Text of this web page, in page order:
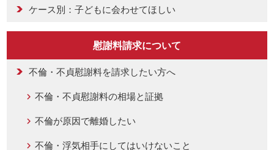
ケース別：子どもに会わせてほしい
慰謝料請求について
不倫・不貞慰謝料を請求したい方へ
不倫・不貞慰謝料の相場と証拠
不倫が原因で離婚したい
不倫・浮気相手にしてはいけないこと